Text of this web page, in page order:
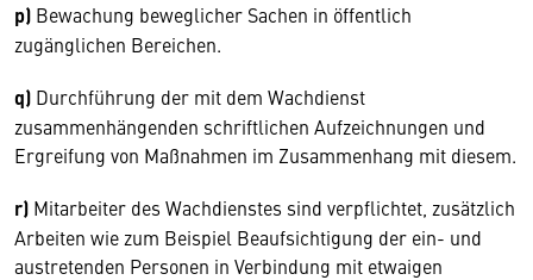
p) Bewachung beweglicher Sachen in öffentlich
zugänglichen Bereichen.
q) Durchführung der mit dem Wachdienst
zusammenhängenden schriftlichen Aufzeichnungen und
Ergreifung von Maßnahmen im Zusammenhang mit diesem.
r) Mitarbeiter des Wachdienstes sind verpflichtet, zusätzlich
Arbeiten wie zum Beispiel Beaufsichtigung der ein- und
austretenden Personen in Verbindung mit etwaigen